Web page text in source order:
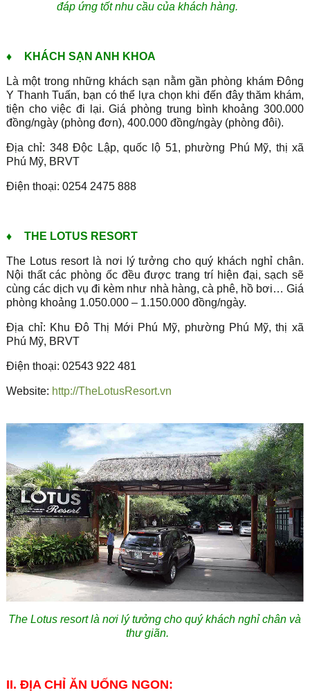
đáp ứng tốt nhu cầu của khách hàng.
♦ KHÁCH SẠN ANH KHOA
Là một trong những khách sạn nằm gần phòng khám Đông
Y Thanh Tuấn, bạn có thể lựa chọn khi đến đây thăm khám,
tiện cho việc đi lại. Giá phòng trung bình khoảng 300.000
đồng/ngày (phòng đơn), 400.000 đồng/ngày (phòng đôi).
Địa chỉ: 348 Độc Lập, quốc lộ 51, phường Phú Mỹ, thị xã
Phú Mỹ, BRVT
Điện thoại: 0254 2475 888
♦ THE LOTUS RESORT
The Lotus resort là nơi lý tưởng cho quý khách nghỉ chân.
Nội thất các phòng ốc đều được trang trí hiện đại, sạch sẽ
cùng các dịch vụ đi kèm như nhà hàng, cà phê, hồ bơi… Giá
phòng khoảng 1.050.000 – 1.150.000 đồng/ngày.
Địa chỉ: Khu Đô Thị Mới Phú Mỹ, phường Phú Mỹ, thị xã
Phú Mỹ, BRVT
Điện thoại: 02543 922 481
Website: http://TheLotusResort.vn
The Lotus resort là nơi lý tưởng cho quý khách nghỉ chân và
thư giãn.
II. ĐỊA CHỈ ĂN UỐNG NGON: